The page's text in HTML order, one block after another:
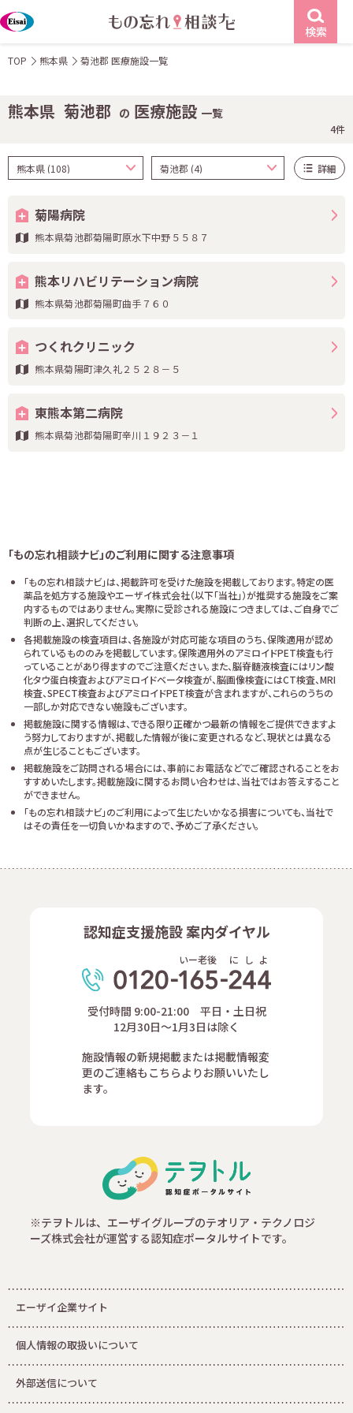
検索
TOP 熊本県 菊池郡 医療施設一覧
熊本県 菊池郡 の 医療施設 一覧
4件
詳細
菊陽病院
熊本県菊池郡菊陽町原水下中野５５８７
熊本リハビリテーション病院
熊本県菊池郡菊陽町曲手７６０
つくれクリニック
熊本県菊陽町津久礼２５２８－５
東熊本第二病院
熊本県菊池郡菊陽町辛川１９２３－１
「もの忘れ相談ナビ」のご利用に関する注意事項
「もの忘れ相談ナビ」は、掲載許可を受けた施設を掲載しております。特定の医
薬品を処方する施設やエーザイ株式会社（以下「当社」）が推奨する施設をご案
内するものではありません。実際に受診される施設につきましては、ご自身でご
判断の上、選択してください。
各掲載施設の検査項目は、各施設が対応可能な項目のうち、保険適用が認め
られているもののみを掲載しています。保険適用外のアミロイドPET検査も行
っていることがあり得ますのでご注意ください。また、脳脊髄液検査にはリン酸
化タウ蛋白検査およびアミロイドベータ検査が、脳画像検査にはCT検査、MRI
検査、SPECT検査およびアミロイドPET検査が含まれますが、これらのうちの
一部しか対応できない施設もございます。
掲載施設に関する情報は、できる限り正確かつ最新の情報をご提供できますよ
う努力しておりますが、掲載した情報が後に変更されるなど、現状とは異なる
点が生じることもございます。
掲載施設をご訪問される場合には、事前にお電話などでご確認されることをお
すすめいたします。掲載施設に関するお問い合わせは、当社ではお答えすること
ができません。
「もの忘れ相談ナビ」のご利用によって生じたいかなる損害についても、当社で
はその責任を一切負いかねますので、予めご了承ください。
認知症支援施設 案内ダイヤル
いー老後 に し よ
受付時間 9:00-21:00 平日・土日祝
12月30日～1月3日は除く
施設情報の新規掲載または掲載情報変
更のご連絡もこちらよりお願いいたし
ます。
※テヲトルは、エーザイグループのテオリア・テクノロジ
ーズ株式会社が運営する認知症ポータルサイトです。
エーザイ企業サイト
個人情報の取扱いについて
外部送信について